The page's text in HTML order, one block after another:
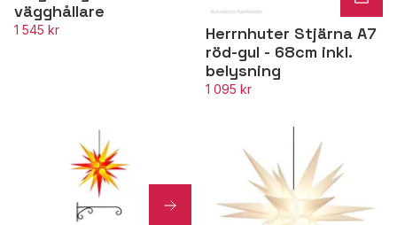
vägghållare
1 545 kr
Herrnhuter Stjärna A7
röd-gul - 68cm inkl.
belysning
1 095 kr